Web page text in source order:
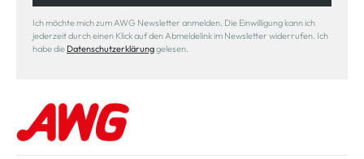
Ich möchte mich zum AWG Newsletter anmelden. Die Einwilligung kann ich
jederzeit durch einen Klick auf den Abmeldelink im Newsletter widerrufen. Ich
habe die Datenschutzerklärunggelesen.